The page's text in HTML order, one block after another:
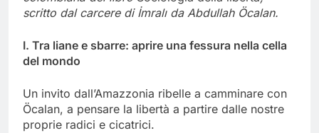
scritto dal carcere di İmralıda Abdullah Öcalan.
I. Tra liane e sbarre: aprire una fessura nella cella
del mondo
Un invito dall’Amazzonia ribelle a camminare con
Öcalan, a pensare la libertà a partire dalle nostre
proprie radici e cicatrici.